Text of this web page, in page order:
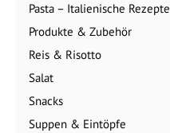
Pasta – Italienische Rezepte
Produkte & Zubehör
Reis & Risotto
Salat
Snacks
Suppen & Eintöpfe